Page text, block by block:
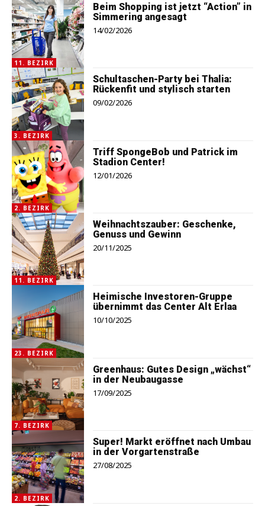
11. BEZIRK
Beim Shopping ist jetzt “Action” in
Simmering angesagt
14/02/2026
3. BEZIRK
Schultaschen-Party bei Thalia:
Rückenfit und stylisch starten
09/02/2026
2. BEZIRK
Triff SpongeBob und Patrick im
Stadion Center!
12/01/2026
11. BEZIRK
Weihnachtszauber: Geschenke,
Genuss und Gewinn
20/11/2025
23. BEZIRK
Heimische Investoren-Gruppe
übernimmt das Center Alt Erlaa
10/10/2025
7. BEZIRK
Greenhaus: Gutes Design „wächst“
in der Neubaugasse
17/09/2025
2. BEZIRK
Super! Markt eröffnet nach Umbau
in der Vorgartenstraße
27/08/2025